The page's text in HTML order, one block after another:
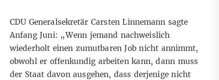
CDU Generalsekretär Carsten Linnemann sagte
Anfang Juni: „Wenn jemand nachweislich
wiederholt einen zumutbaren Job nicht annimmt,
obwohl er offenkundig arbeiten kann, dann muss
der Staat davon ausgehen, dass derjenige nicht